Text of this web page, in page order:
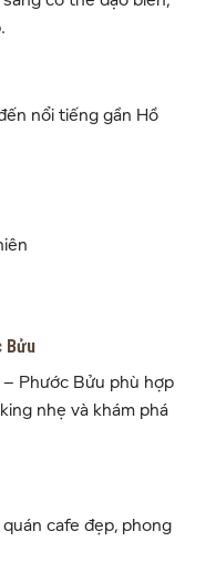
nổi tiếng gần Hồ
Bửu
Phước Bửu phù hợp
nhẹ và khám phá
cafe đẹp, phong